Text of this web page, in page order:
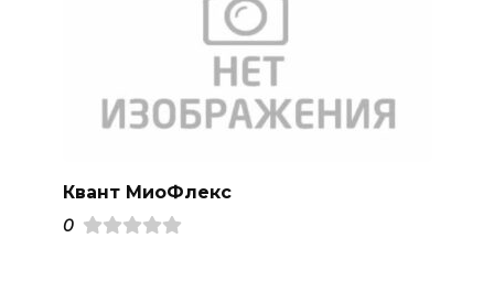
Квант МиоФлекс
0